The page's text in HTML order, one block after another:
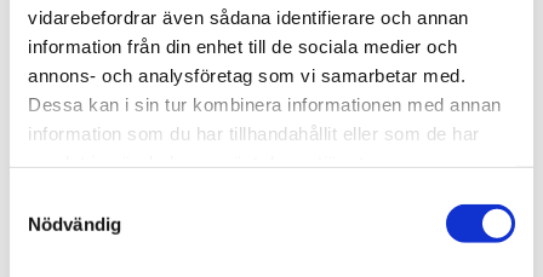
vidarebefordrar även sådana identifierare och annan
information från din enhet till de sociala medier och
annons- och analysföretag som vi samarbetar med.
Dessa kan i sin tur kombinera informationen med annan
information som du har tillhandahållit eller som de har
Nödvändig
Beskrivning
Om varumärket
Filer